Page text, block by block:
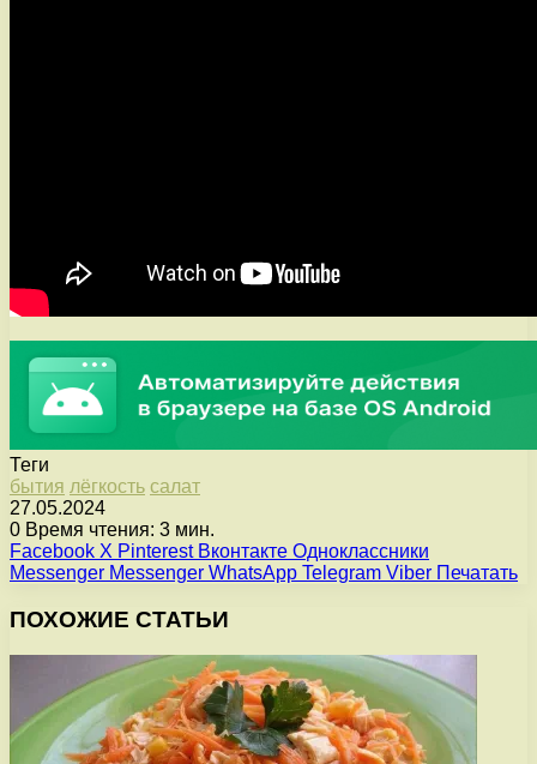
Теги
бытия лёгкость салат
27.05.2024
0 Время чтения: 3 мин.
Facebook X Pinterest Вконтакте Одноклассники
Messenger Messenger WhatsApp Telegram Viber Печатать
ПОХОЖИЕ СТАТЬИ